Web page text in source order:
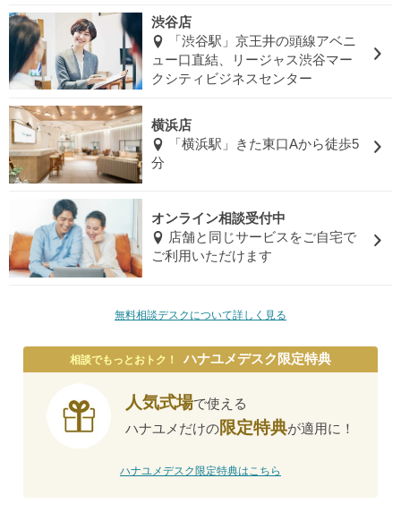
渋谷店
「渋谷駅」京王井の頭線アベニ
ュー口直結、リージャス渋谷マー
クシティビジネスセンター
横浜店
「横浜駅」きた東口Aから徒歩5
分
オンライン相談受付中
店舗と同じサービスをご自宅で
ご利用いただけます
無料相談デスクについて詳しく見る
相談でもっとおトク！ ハナユメデスク限定特典
人気式場で使える
ハナユメだけの限定特典が適用に！
ハナユメデスク限定特典はこちら